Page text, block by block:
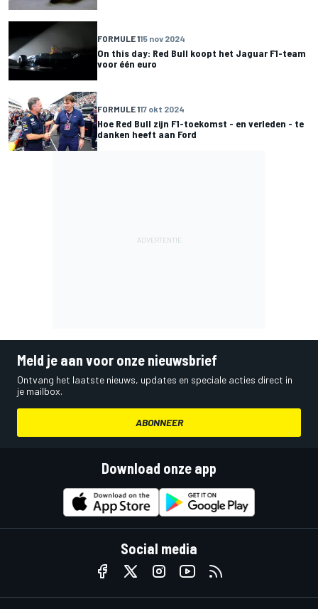
FORMULE 115 nov 2024
On this day: Red Bull koopt het Jaguar F1-team
voor één euro
FORMULE 117 okt 2024
Hoe Red Bull zijn F1-toekomst - en verleden - te
danken heeft aan Ford
Meld je aan voor onze nieuwsbrief
Ontvang het laatste nieuws, updates en speciale acties direct in
je mailbox.
ABONNEER
Download onze app
Social media